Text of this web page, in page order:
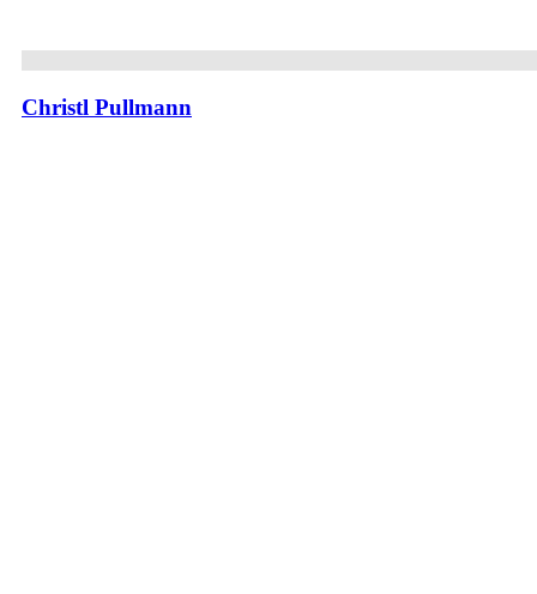
Christl Pullmann